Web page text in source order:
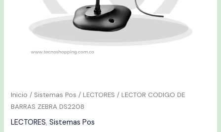
Inicio / Sistemas Pos /LECTORES / LECTOR CODIGO DE
BARRAS ZEBRA DS2208
LECTORES,Sistemas Pos